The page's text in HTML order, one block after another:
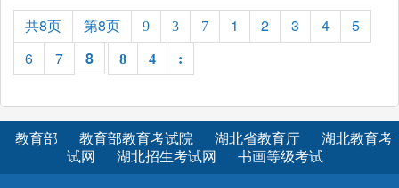
共8页 第8页 9 3 7 1 2 3 4
5
6
7 8 8 4 :
教育部 教育部教育考试院 湖北省教育厅
湖北教育考
试网
湖北招生考试网 书画等级考试